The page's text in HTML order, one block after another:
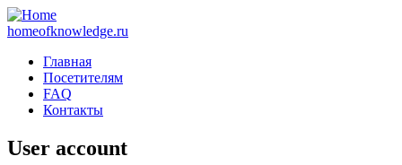
homeofknowledge.ru
Главная
Посетителям
FAQ
Контакты
User account